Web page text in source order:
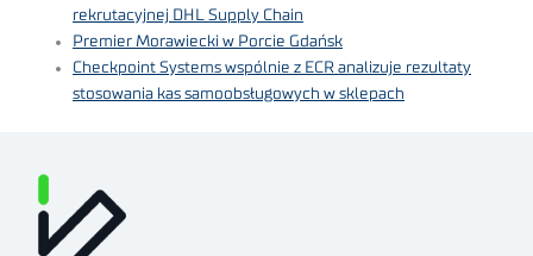
rekrutacyjnej DHL Supply Chain
Premier Morawiecki w Porcie Gdańsk
Checkpoint Systems wspólnie z ECR analizuje rezultaty
stosowania kas samoobsługowych w sklepach